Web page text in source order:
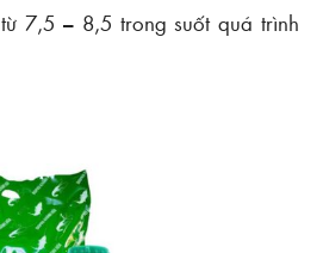
7,5 – 8,5 trong suốt quá trình